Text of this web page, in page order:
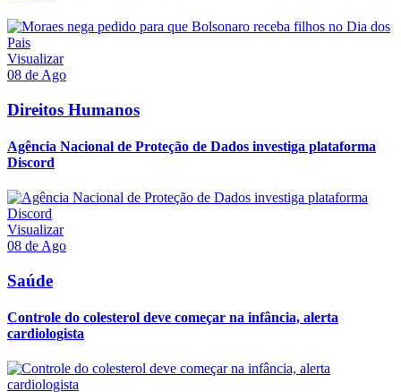
Visualizar
08 de Ago
Direitos Humanos
Agência Nacional de Proteção de Dados investiga plataforma
Discord
Visualizar
08 de Ago
Saúde
Controle do colesterol deve começar na infância, alerta
cardiologista